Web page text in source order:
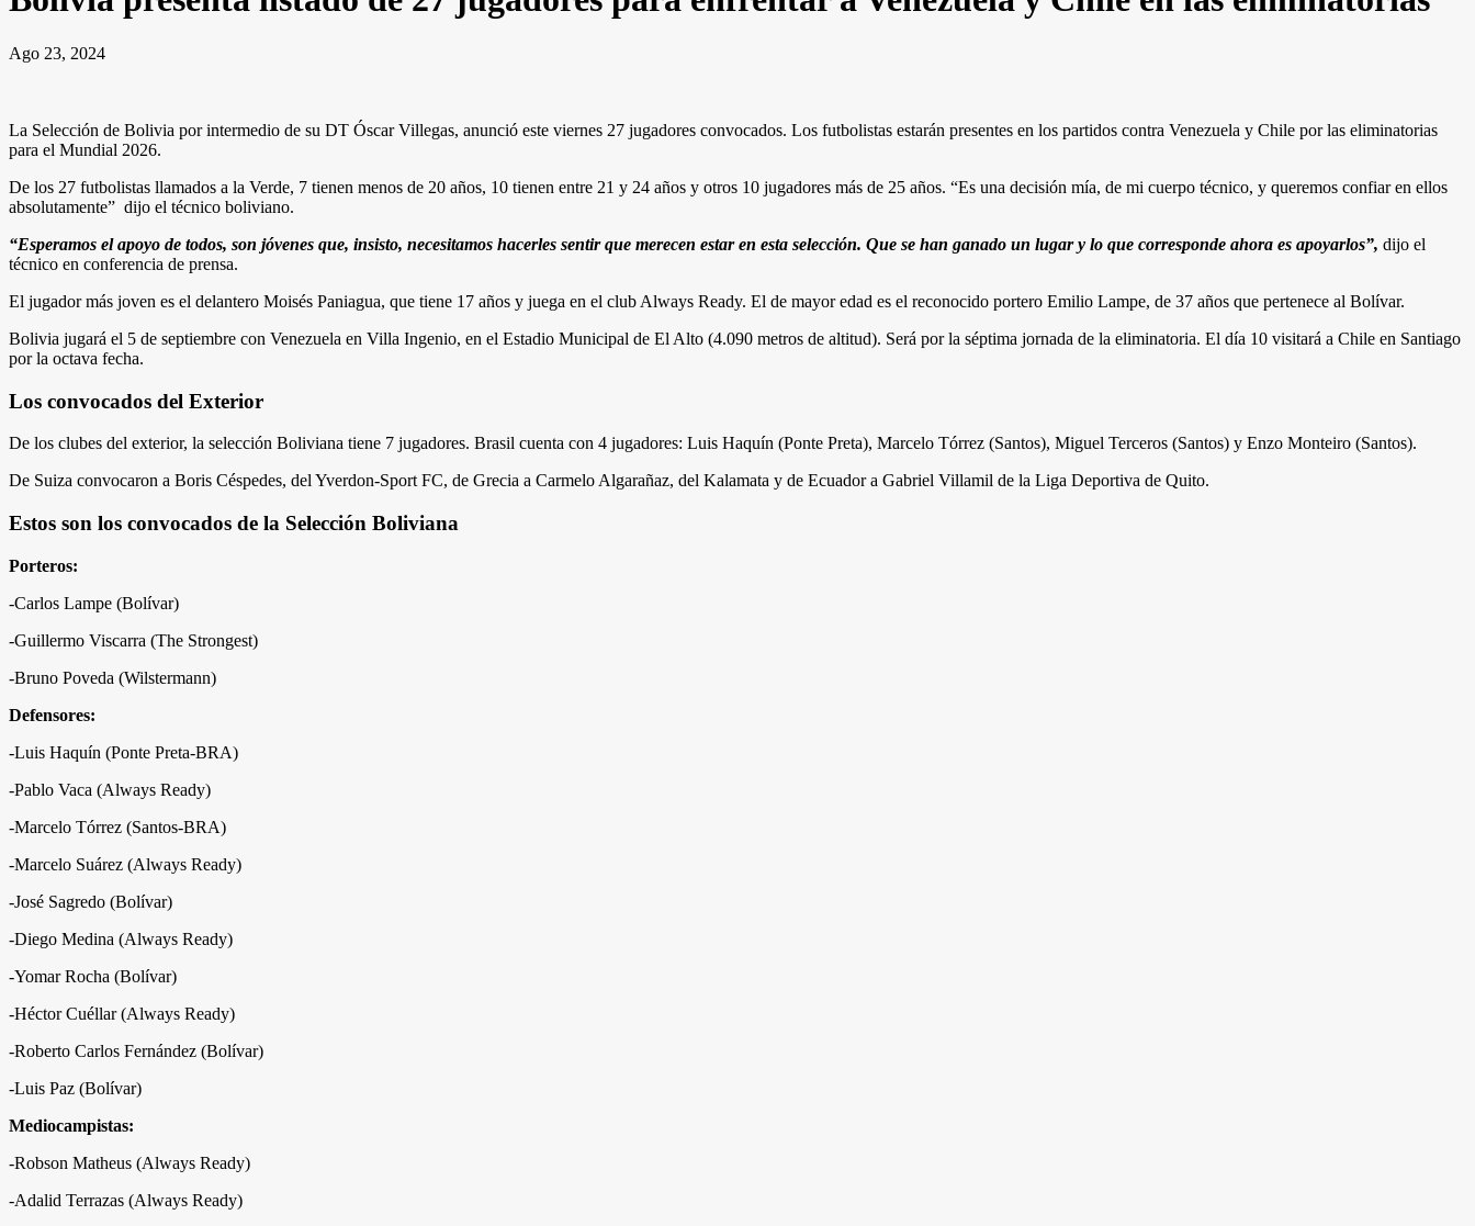
Ago 23, 2024
La Selección de Bolivia por intermedio de su DT Óscar Villegas, anunció este viernes 27 jugadores convocados. Los futbolistas estarán presentes en los partidos contra Venezuela y Chile por las eliminatorias
para el Mundial 2026.
De los 27 futbolistas llamados a la Verde, 7 tienen menos de 20 años, 10 tienen entre 21 y 24 años y otros 10 jugadores más de 25 años. “Es una decisión mía, de mi cuerpo técnico, y queremos confiar en ellos
absolutamente” dijo el técnico boliviano.
“Esperamos el apoyo de todos, son jóvenes que, insisto, necesitamos hacerles sentir que merecen estar en esta selección. Que se han ganado un lugar y lo que corresponde ahora es apoyarlos”, dijo el
técnico en conferencia de prensa.
El jugador más joven es el delantero Moisés Paniagua, que tiene 17 años y juega en el club Always Ready. El de mayor edad es el reconocido portero Emilio Lampe, de 37 años que pertenece al Bolívar.
Bolivia jugará el 5 de septiembre con Venezuela en Villa Ingenio, en el Estadio Municipal de El Alto (4.090 metros de altitud). Será por la séptima jornada de la eliminatoria. El día 10 visitará a Chile en Santiago
por la octava fecha.
Los convocados del Exterior
De los clubes del exterior, la selección Boliviana tiene 7 jugadores. Brasil cuenta con 4 jugadores: Luis Haquín (Ponte Preta), Marcelo Tórrez (Santos), Miguel Terceros (Santos) y Enzo Monteiro (Santos).
De Suiza convocaron a Boris Céspedes, del Yverdon-Sport FC, de Grecia a Carmelo Algarañaz, del Kalamata y de Ecuador a Gabriel Villamil de la Liga Deportiva de Quito.
Estos son los convocados de la Selección Boliviana
Porteros:
-Carlos Lampe (Bolívar)
-Guillermo Viscarra (The Strongest)
-Bruno Poveda (Wilstermann)
Defensores:
-Luis Haquín (Ponte Preta-BRA)
-Pablo Vaca (Always Ready)
-Marcelo Tórrez (Santos-BRA)
-Marcelo Suárez (Always Ready)
-José Sagredo (Bolívar)
-Diego Medina (Always Ready)
-Yomar Rocha (Bolívar)
-Héctor Cuéllar (Always Ready)
-Roberto Carlos Fernández (Bolívar)
-Luis Paz (Bolívar)
Mediocampistas:
-Robson Matheus (Always Ready)
-Adalid Terrazas (Always Ready)